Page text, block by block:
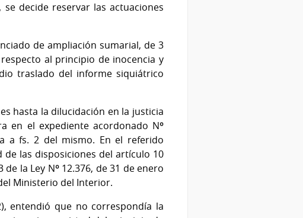
decide reservar las actuaciones
de ampliación sumarial, de 3
al principio de inocencia y
traslado del informe siquiátrico
hasta la dilucidación en la justicia
en el expediente acordonado Nº
a fs. 2 del mismo. En el referido
las disposiciones del artículo 10
la Ley Nº 12.376, de 31 de enero
Ministerio del Interior.
entendió que no correspondía la